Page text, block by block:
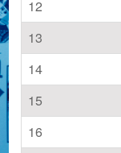
12
13
14
15
16